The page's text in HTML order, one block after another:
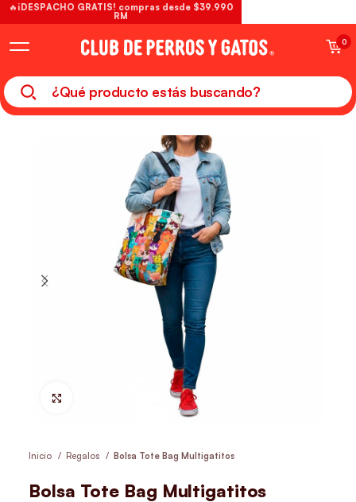
0
Inicio Regalos Bolsa Tote Bag Multigatitos
Bolsa Tote Bag Multigatitos
🔥¡DESPACHO GRATIS! compras desde $39.990
RM